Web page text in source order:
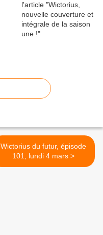
Wictorius du futur, épisode
101, lundi 4 mars >